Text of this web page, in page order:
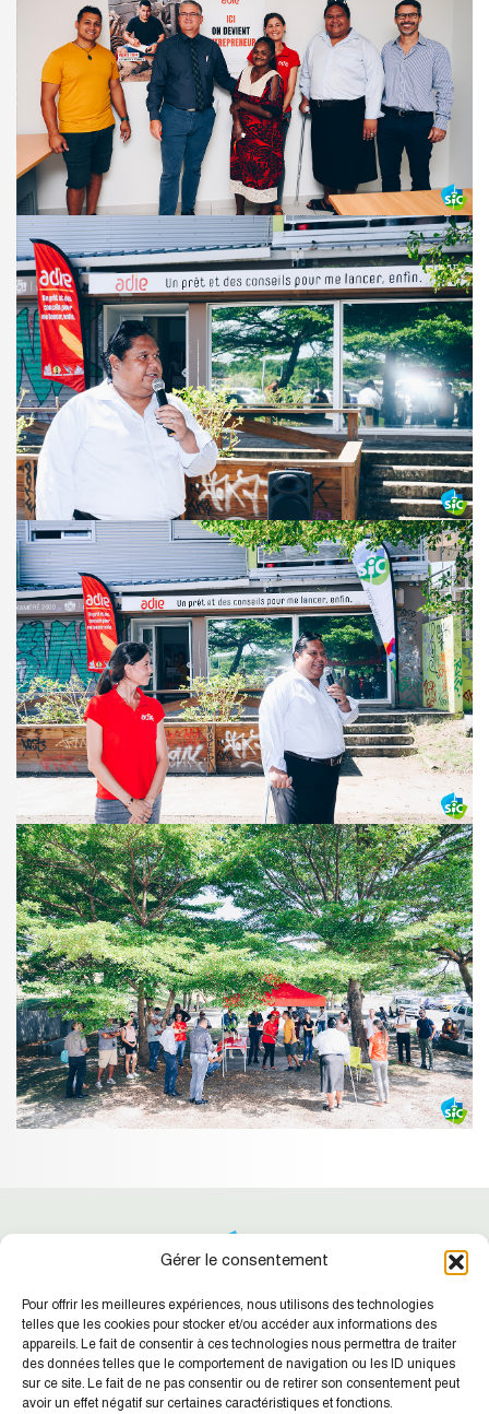
Gérer le consentement
Pour offrir les meilleures expériences, nous utilisons des technologies
telles que les cookies pour stocker et/ou accéder aux informations des
appareils. Le fait de consentir à ces technologies nous permettra de traiter
des données telles que le comportement de navigation ou les ID uniques
sur ce site. Le fait de ne pas consentir ou de retirer son consentement peut
avoir un effet négatif sur certaines caractéristiques et fonctions.
Suivez-nous ! Retrouvez nos dernières actualités
SIC NC Agence de la Place